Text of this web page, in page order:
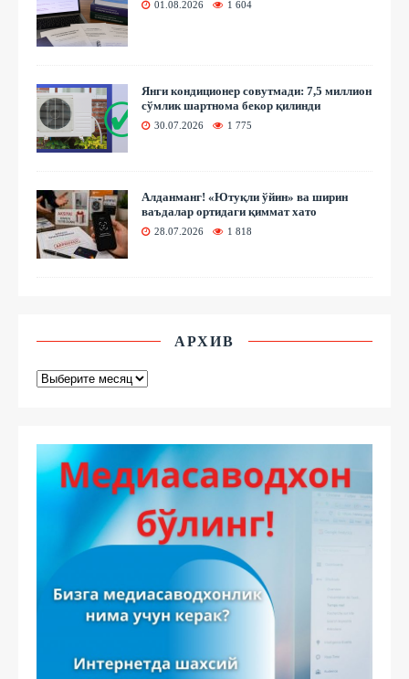
01.08.2026 1 604
Янги кондиционер совутмади: 7,5 миллион
сўмлик шартнома бекор қилинди
30.07.2026 1 775
Алданманг! «Ютуқли ўйин» ва ширин
ваъдалар ортидаги қиммат хато
28.07.2026 1 818
АРХИВ